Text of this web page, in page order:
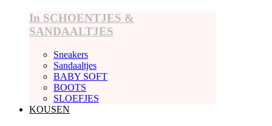
In SCHOENTJES &
SANDAALTJES
Sneakers
Sandaaltjes
BABY SOFT
BOOTS
SLOEFJES
KOUSEN